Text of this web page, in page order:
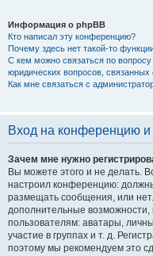
Информация о phpBB
Кто написал эту конференцию?
Почему здесь нет такой-то
С кем можно связаться по вопросу
юридических вопросов,
Как мне связаться с
Вход на конференцию и
Зачем мне нужно
Вы можете этого и не делать.
настроил конференцию:
размещать сообщения, или
дополнительные
пользователям: аватары,
участие в группах и т. д.
поэтому мы рекомендуем это